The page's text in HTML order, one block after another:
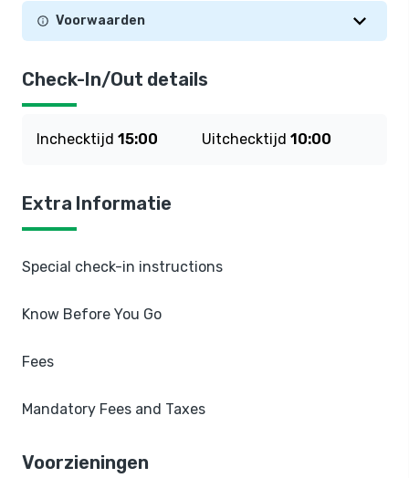
Voorwaarden
Check-In/Out details
Inchecktijd 15:00 Uitchecktijd 10:00
Extra Informatie
Special check-in instructions
Know Before You Go
Fees
Mandatory Fees and Taxes
Voorzieningen